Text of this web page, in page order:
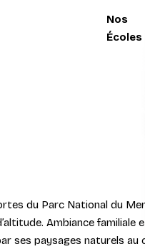
recherche
Nos
Écoles
du Parc National du
Ambiance familiale
ses paysages naturels